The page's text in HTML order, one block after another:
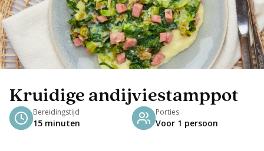
Kruidige andijviestamppot
Bereidingstijd
15 minuten
Porties
Voor 1 persoon